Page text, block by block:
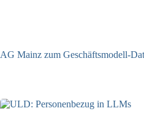
AG Mainz zum Geschäftsmodell-